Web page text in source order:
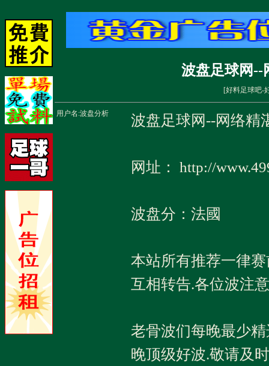
波盘足球网--
[好料足球吧-
用户名:波盘分析 波盘足球网--网络精
网址： http://
波盘分：法國
本站所有推荐一律
互相转告.各位波注意
老骨波们每晚最少
晚顶级好波.敬请及